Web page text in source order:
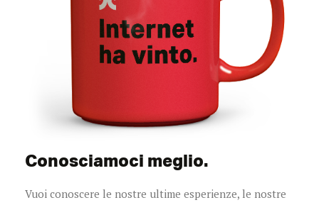
Conosciamoci meglio.
Vuoi conoscere le nostre ultime esperienze, le nostre